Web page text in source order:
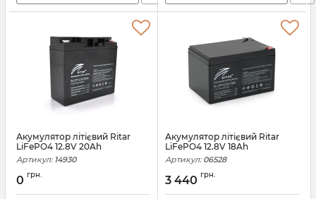
Акумулятор літієвий Ritar
LiFePO4 12.8V 20Ah
Артикул: 14930
0 грн.
Акумулятор літієвий Ritar
LiFePO4 12.8V 18Ah
Артикул: 06528
3 440 грн.